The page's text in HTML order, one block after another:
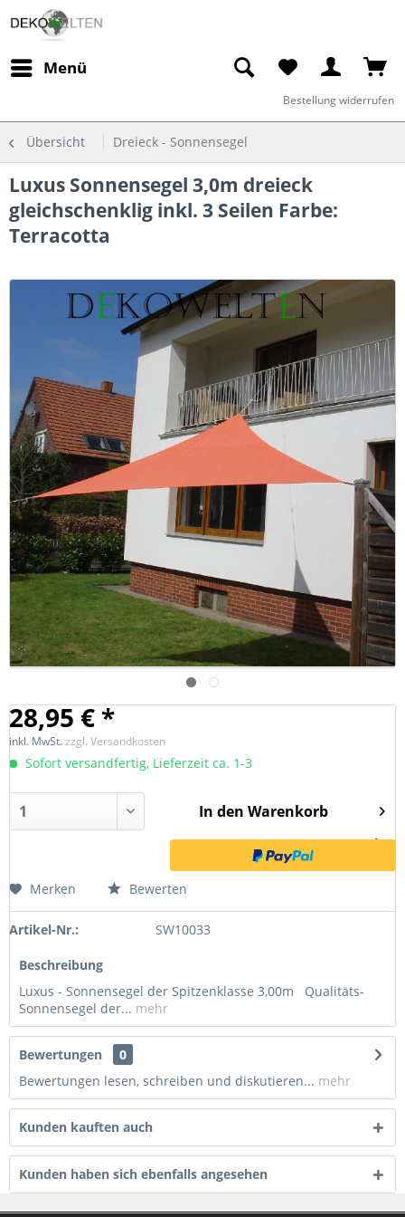
Menü
Bestellung widerrufen
Übersicht Dreieck - Sonnensegel
Luxus Sonnensegel 3,0m dreieck
gleichschenklig inkl. 3 Seilen Farbe:
Terracotta
28,95 € *
inkl. MwSt.zzgl. Versandkosten
Sofort versandfertig, Lieferzeit ca. 1-3
In den Warenkorb
Merken Bewerten
Artikel-Nr.: SW10033
Beschreibung
Luxus - Sonnensegel der Spitzenklasse 3,00m Qualitäts-
Sonnensegel der... mehr
Bewertungen
0
Bewertungen lesen, schreiben und diskutieren... mehr
Kunden kauften auch
Kunden haben sich ebenfalls angesehen